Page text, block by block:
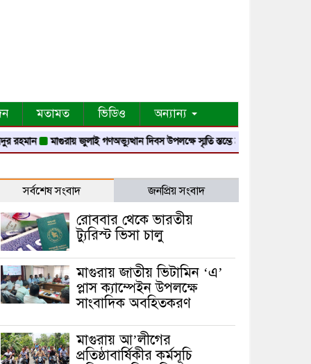
মতামত ভিডিও অন্যান্য
মাগুরায় জুলাই গণঅভ্যুত্থান দিবস উপলক্ষে স্মৃতি স্তম্ভে শ্রদ্ধা নিবেদন
সর্বশেষ সংবাদ জনপ্রিয় সংবাদ
রোববার থেকে ভারতীয়
ট্যুরিস্ট ভিসা চালু
মাগুরায় জাতীয় ভিটামিন ‘এ’
প্লাস ক্যাম্পেইন উপলক্ষে
সাংবাদিক অবহিতকরণ
মাগুরায় আ’লীগের
প্রতিষ্ঠাবার্ষিকীর কর্মসূচি